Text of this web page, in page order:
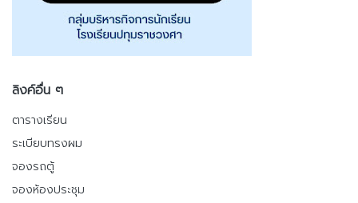
ลิงค์อื่น ๆ
ตารางเรียน
ระเบียบทรงผม
จองรถตู้
จองห้องประชุม